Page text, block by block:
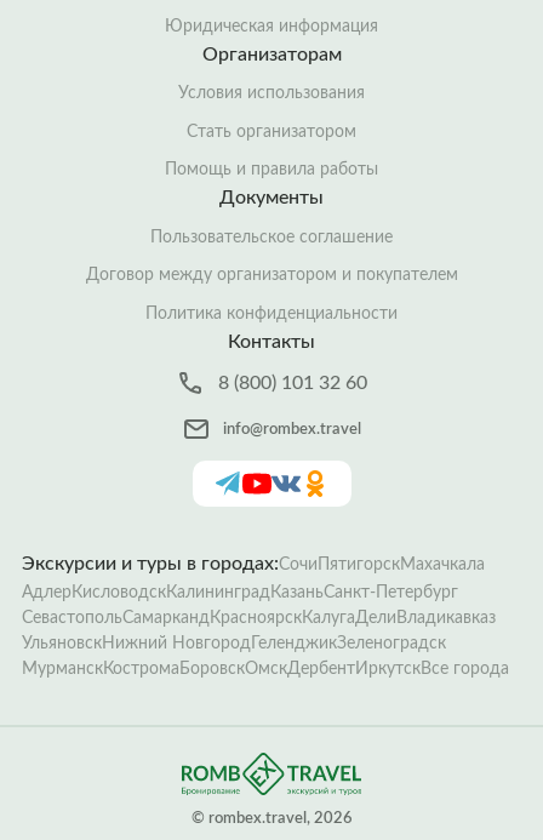
Юридическая информация
Организаторам
Условия использования
Стать организатором
Помощь и правила работы
Документы
Пользовательское соглашение
Договор между организатором и покупателем
Политика конфиденциальности
Контакты
8 (800) 101 32 60
info@rombex.travel
Экскурсии и туры в городах:Сочи ПятигорскМахачкала
Адлер КисловодскКалининградКазаньСанкт-Петербург
СевастопольСамаркандКрасноярскКалугаДели Владикавказ
УльяновскНижний НовгородГеленджикЗеленоградск
МурманскКострома БоровскОмскДербентИркутскВсе города
­© rombex.travel, 2026